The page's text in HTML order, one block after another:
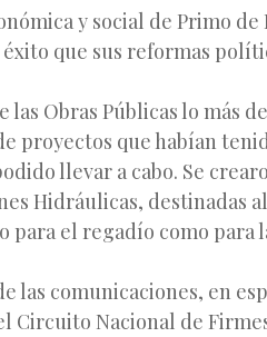
y social de Primo
que sus reformas
las Obras Públicas lo más
proyectos que habían
llevar a cabo. Se
Hidráulicas, destinadas
para el regadío como para
las comunicaciones, en
Circuito Nacional de